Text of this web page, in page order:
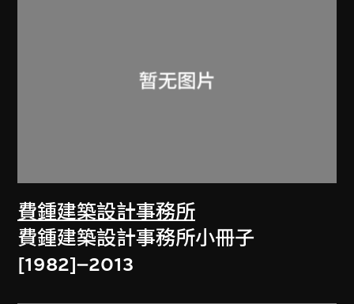
費鍾建築設計事務所
費鍾建築設計事務所小冊子
[1982]–2013